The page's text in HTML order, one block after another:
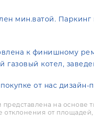
мин.ватой.
к финишному
газовый котел,
от нас дизайн-
представлена на
от